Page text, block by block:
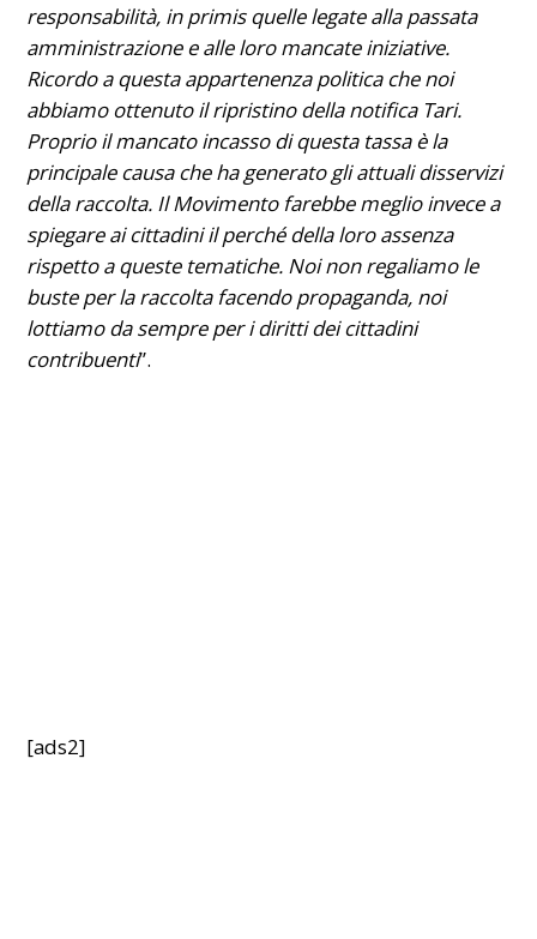
responsabilità, in primis quelle legate alla passata
amministrazione e alle loro mancate iniziative.
Ricordo a questa appartenenza politica che noi
abbiamo ottenuto il ripristino della notifica Tari.
Proprio il mancato incasso di questa tassa è la
principale causa che ha generato gli attuali disservizi
della raccolta. Il Movimento farebbe meglio invece a
spiegare ai cittadini il perché della loro assenza
rispetto a queste tematiche. Noi non regaliamo le
buste per la raccolta facendo propaganda, noi
lottiamo da sempre per i diritti dei cittadini
contribuenti”.
[ads2]